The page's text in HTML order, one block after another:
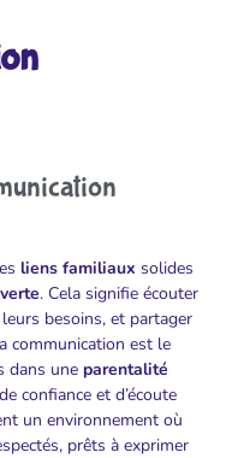
liens familiaux solides
. Cela signifie écouter
besoins, et partager
communication est le
dans une parentalité
confiance et d’écoute
un environnement où
prêts à exprimer